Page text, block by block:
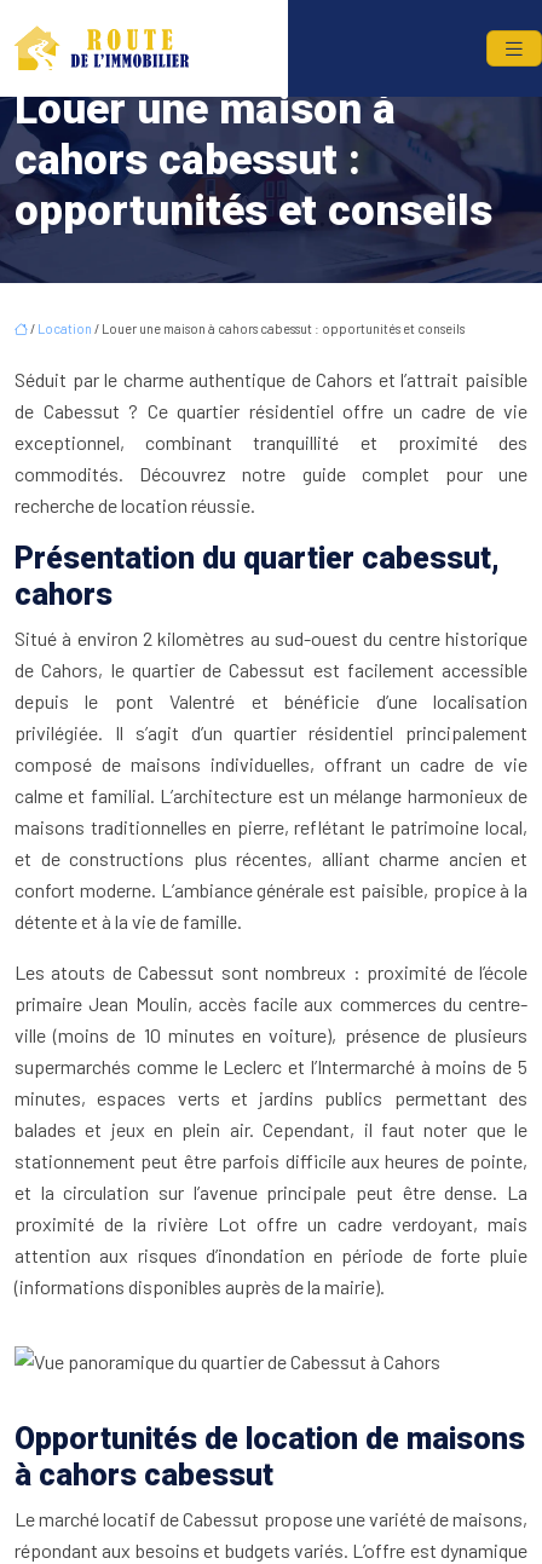
Louer une maison à
cahors cabessut :
opportunités et conseils
/ Location / Louer une maison à cahors cabessut : opportunités et conseils
Séduit par le charme authentique de Cahors et l’attrait paisible
de Cabessut ? Ce quartier résidentiel offre un cadre de vie
exceptionnel, combinant tranquillité et proximité des
commodités. Découvrez notre guide complet pour une
recherche de location réussie.
Présentation du quartier cabessut,
cahors
Situé à environ 2 kilomètres au sud-ouest du centre historique
de Cahors, le quartier de Cabessut est facilement accessible
depuis le pont Valentré et bénéficie d’une localisation
privilégiée. Il s’agit d’un quartier résidentiel principalement
composé de maisons individuelles, offrant un cadre de vie
calme et familial. L’architecture est un mélange harmonieux de
maisons traditionnelles en pierre, reflétant le patrimoine local,
et de constructions plus récentes, alliant charme ancien et
confort moderne. L’ambiance générale est paisible, propice à la
détente et à la vie de famille.
Les atouts de Cabessut sont nombreux : proximité de l’école
primaire Jean Moulin, accès facile aux commerces du centre-
ville (moins de 10 minutes en voiture), présence de plusieurs
supermarchés comme le Leclerc et l’Intermarché à moins de 5
minutes, espaces verts et jardins publics permettant des
balades et jeux en plein air. Cependant, il faut noter que le
stationnement peut être parfois difficile aux heures de pointe,
et la circulation sur l’avenue principale peut être dense. La
proximité de la rivière Lot offre un cadre verdoyant, mais
attention aux risques d’inondation en période de forte pluie
(informations disponibles auprès de la mairie).
Opportunités de location de maisons
à cahors cabessut
Le marché locatif de Cabessut propose une variété de maisons,
répondant aux besoins et budgets variés. L’offre est dynamique